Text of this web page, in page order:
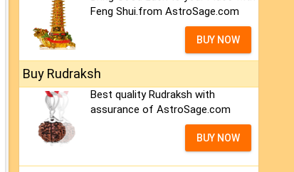
Feng Shui.from AstroSage.com
BUY NOW
Buy Rudraksh
Best quality Rudraksh with
assurance of AstroSage.com
BUY NOW